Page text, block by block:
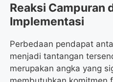
Reaksi Campuran
Implementasi
Perbedaan pendapat
menjadi tantangan
merupakan angka yang